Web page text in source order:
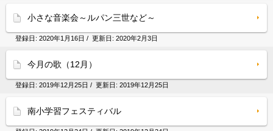
小さな音楽会～ルパン三世など～
登録日: 2020年1月16日 / 更新日: 2020年2月3日
今月の歌（12月）
登録日: 2019年12月25日 / 更新日: 2019年12月25日
南小学習フェスティバル